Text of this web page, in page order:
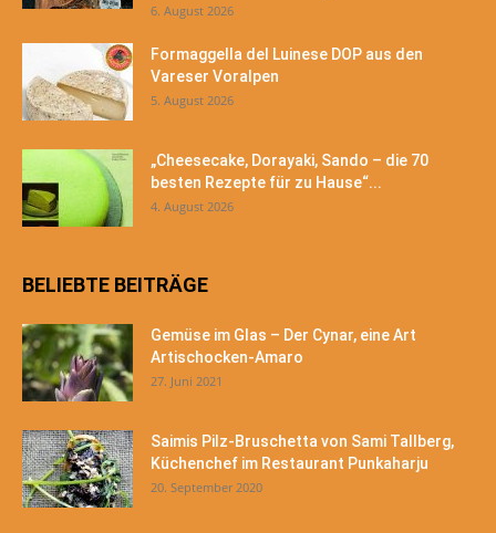
6. August 2026
Formaggella del Luinese DOP aus den
Vareser Voralpen
5. August 2026
„Cheesecake, Dorayaki, Sando – die 70
besten Rezepte für zu Hause“...
4. August 2026
BELIEBTE BEITRÄGE
Gemüse im Glas – Der Cynar, eine Art
Artischocken-Amaro
27. Juni 2021
Saimis Pilz-Bruschetta von Sami Tallberg,
Küchenchef im Restaurant Punkaharju
20. September 2020